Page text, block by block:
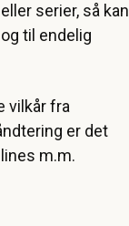
serier, så kan
til endelig
vilkår fra
er det
m.m.